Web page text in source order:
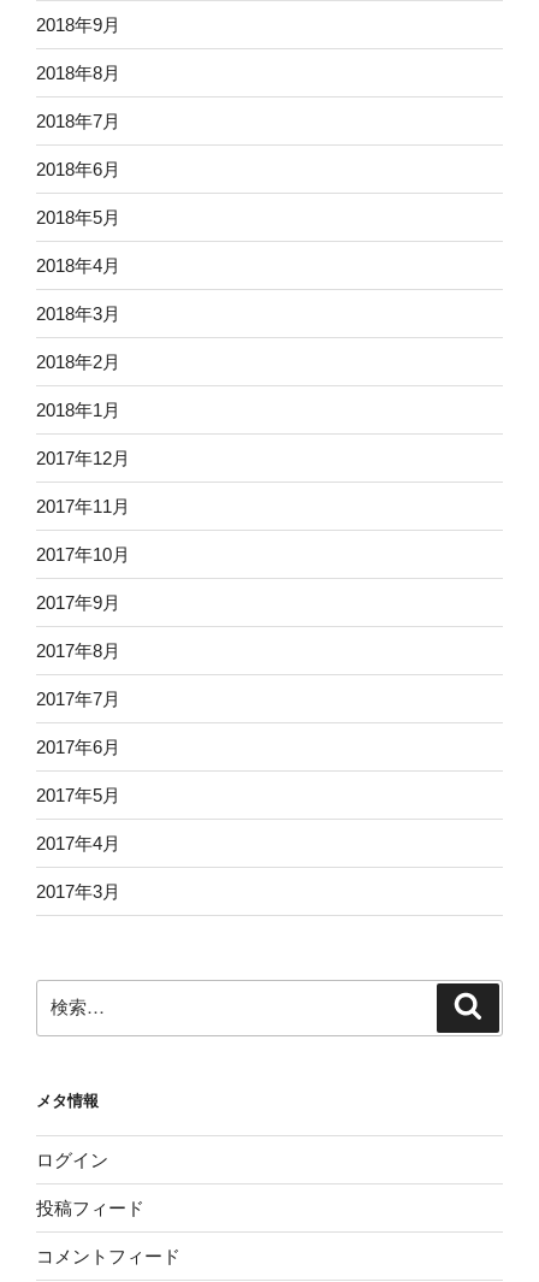
2018年9月
2018年8月
2018年7月
2018年6月
2018年5月
2018年4月
2018年3月
2018年2月
2018年1月
2017年12月
2017年11月
2017年10月
2017年9月
2017年8月
2017年7月
2017年6月
2017年5月
2017年4月
2017年3月
索:
メタ情報
ログイン
投稿フィード
コメントフィード